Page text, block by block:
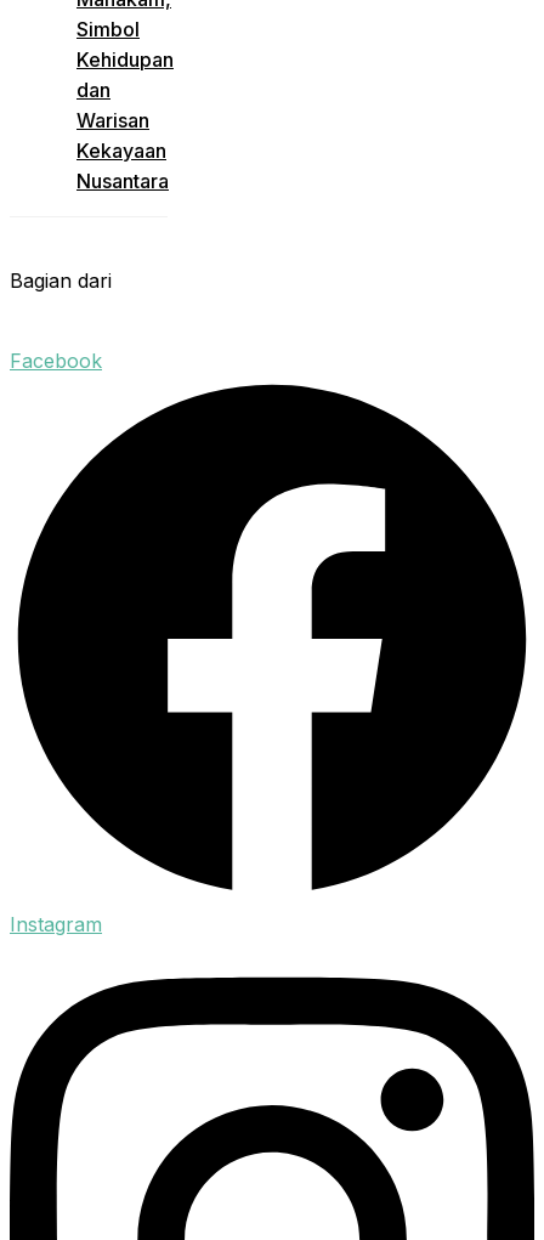
Simbol
Kehidupan
dan
Warisan
Kekayaan
Nusantara
Bagian dari
Facebook
Instagram